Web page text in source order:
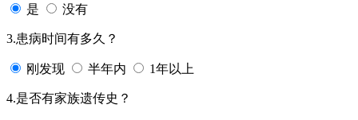
是 没有
3.患病时间有多久？
刚发现 半年内 1年以上
4.是否有家族遗传史？